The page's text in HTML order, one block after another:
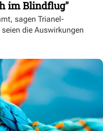
im Blindflug"
sagen Trianel-
die Auswirkungen